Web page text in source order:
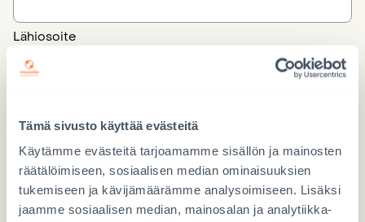
Tämä sivusto käyttää evästeitä
Käytämme evästeitä tarjoamamme sisällön ja mainosten
räätälöimiseen, sosiaalisen median ominaisuuksien
tukemiseen ja kävijämäärämme analysoimiseen. Lisäksi
jaamme sosiaalisen median, mainosalan ja analytiikka-
Lähiosoite
Postinumero
Sähköposti*